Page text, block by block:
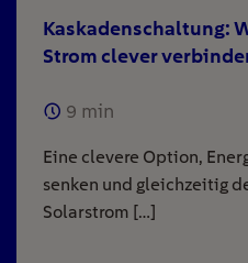
Kaskadenschaltung:
Strom clever
9 min
Eine clevere Option,
senken und gleichzeitig
Solarstrom […]